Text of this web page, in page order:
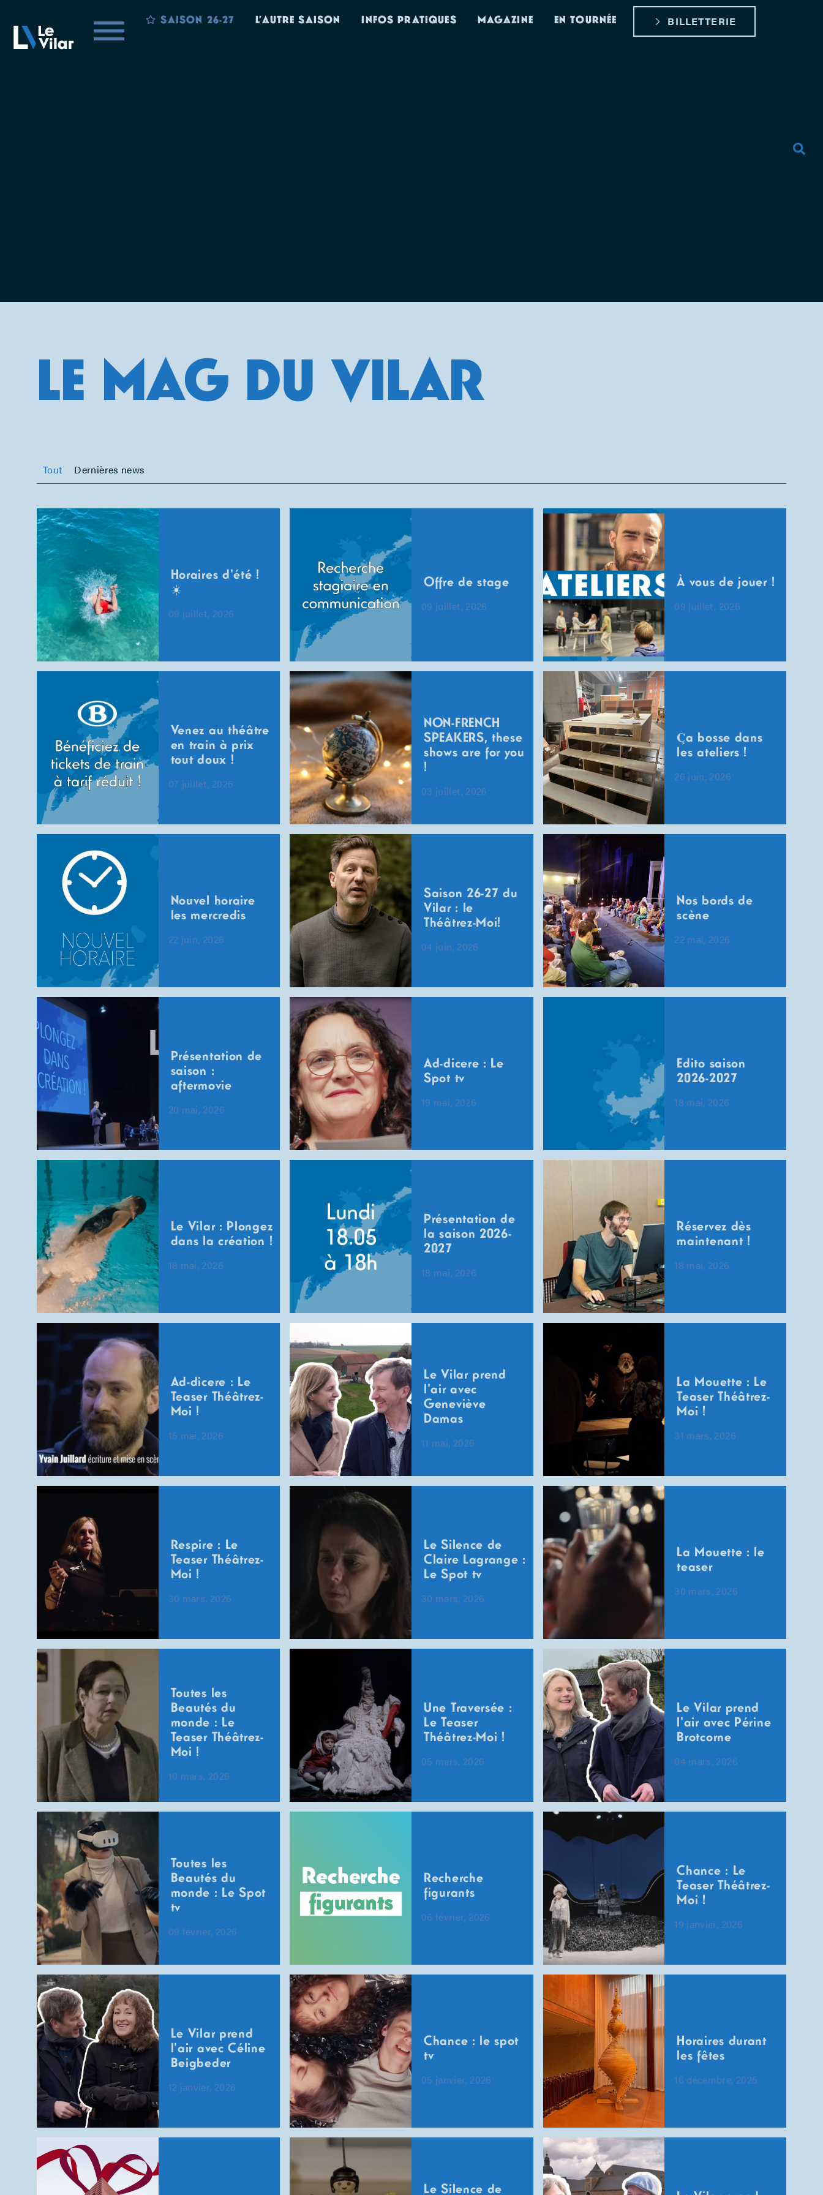
SAISON 26-27 L’AUTRE SAISON INFOS PRATIQUES MAGAZINE EN TOURNÉE BILLETTERIE
LE MAG DU VILAR
Tout Dernières news
Horaires d'été !
☀️
09 juillet, 2026
Offre de stage
09 juillet, 2026
À vous de jouer !
09 juillet, 2026
Venez au théâtre
en train à prix
tout doux !
07 juillet, 2026
NON-FRENCH
SPEAKERS, these
shows are for you
!
03 juillet, 2026
𝐂̧a bosse dans
les ateliers !
26 juin, 2026
Nouvel horaire
les mercredis
22 juin, 2026
Saison 26-27 du
Vilar : le
Théâtrez-Moi!
04 juin, 2026
Nos bords de
scène
22 mai, 2026
Présentation de
saison :
aftermovie
20 mai, 2026
Ad-dicere : Le
Spot tv
19 mai, 2026
Edito saison
2026-2027
18 mai, 2026
Le Vilar : Plongez
dans la création !
18 mai, 2026
Présentation de
la saison 2026-
2027
18 mai, 2026
Réservez dès
maintenant !
18 mai, 2026
Ad-dicere : Le
Teaser Théâtrez-
Moi !
15 mai, 2026
Le Vilar prend
l'air avec
Geneviève
Damas
11 mai, 2026
La Mouette : Le
Teaser Théâtrez-
Moi !
31 mars, 2026
Respire : Le
Teaser Théâtrez-
Moi !
30 mars, 2026
Le Silence de
Claire Lagrange :
Le Spot tv
30 mars, 2026
La Mouette : le
teaser
30 mars, 2026
Toutes les
Beautés du
monde : Le
Teaser Théâtrez-
Moi !
10 mars, 2026
Une Traversée :
Le Teaser
Théâtrez-Moi !
05 mars, 2026
Le Vilar prend
l'air avec Périne
Brotcorne
04 mars, 2026
Toutes les
Beautés du
monde : Le Spot
tv
09 février, 2026
Recherche
figurants
06 février, 2026
Chance : Le
Teaser Théâtrez-
Moi !
19 janvier, 2026
Le Vilar prend
l'air avec Céline
Beigbeder
12 janvier, 2026
Chance : le spot
tv
05 janvier, 2026
Horaires durant
les fêtes
16 décembre, 2025
Le Silence de